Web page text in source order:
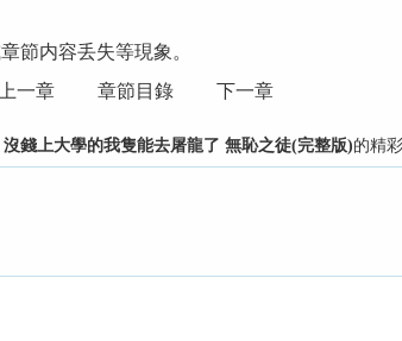
節内容丢失等現象。
上一章
章節目錄 下一章
錢上大學的我隻能去屠龍了 無恥之徒(完整版)的精